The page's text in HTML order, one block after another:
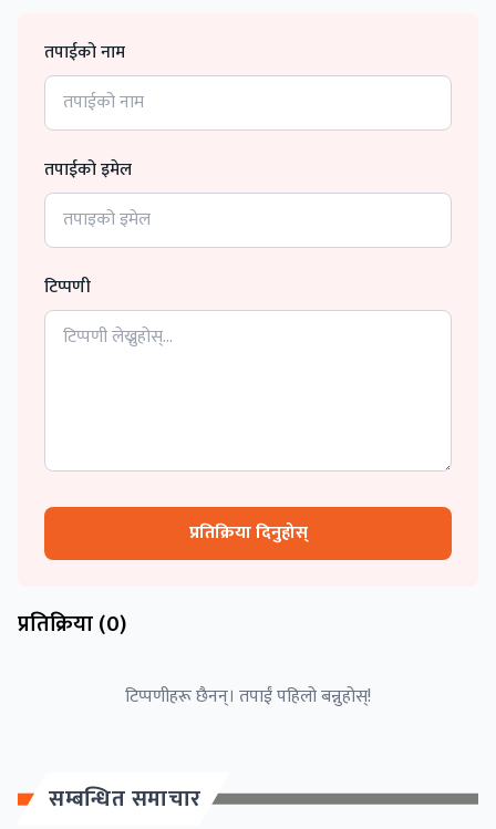
तपाईको नाम
तपाईको इमेल
टिप्पणी
प्रतिक्रिया दिनुहोस्
प्रतिक्रिया (0)
टिप्पणीहरू छैनन्। तपाईं पहिलो बन्नुहोस्!
सम्बन्धित समाचार